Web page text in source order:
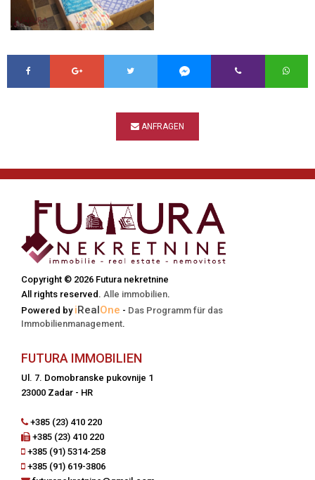
ANFRAGEN
Copyright © 2026 Futura nekretnine
All rights reserved. Alle immobilien.
Powered by iRealOne - Das Programm für das
Immobilienmanagement.
FUTURA IMMOBILIEN
Ul. 7. Domobranske pukovnije 1
23000 Zadar - HR
+385 (23) 410 220
+385 (23) 410 220
+385 (91) 5314-258
+385 (91) 619-3806